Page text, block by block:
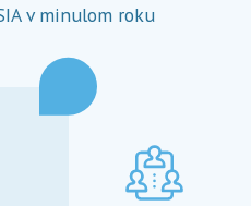
v minulom roku